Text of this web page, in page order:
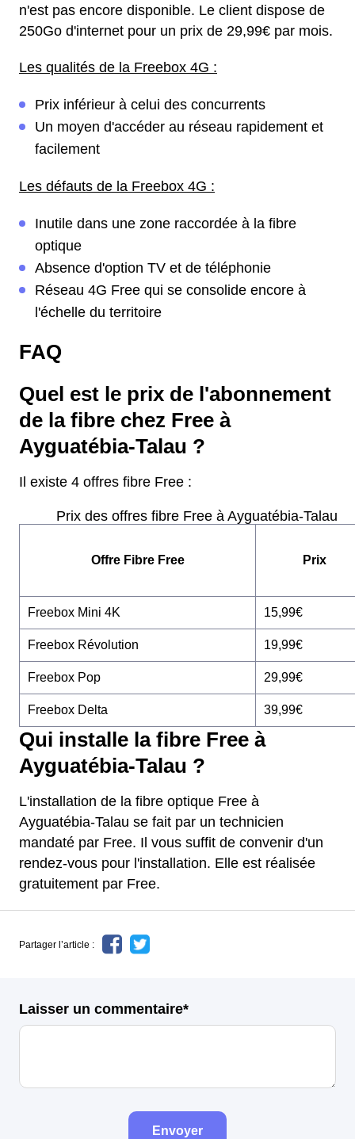
n'est pas encore disponible. Le client dispose de
250Go d'internet pour un prix de 29,99€ par mois.
Les qualités de la Freebox 4G :
Prix inférieur à celui des concurrents
Un moyen d'accéder au réseau rapidement et
facilement
Les défauts de la Freebox 4G :
Inutile dans une zone raccordée à la fibre
optique
Absence d'option TV et de téléphonie
Réseau 4G Free qui se consolide encore à
l'échelle du territoire
FAQ
Quel est le prix de l'abonnement
de la fibre chez Free à
Ayguatébia-Talau ?
Il existe 4 offres fibre Free :
Prix des offres fibre Free à Ayguatébia-Talau
Offre Fibre Free Prix
Freebox Mini 4K 15,99€
Freebox Révolution 19,99€
Freebox Pop 29,99€
Freebox Delta 39,99€
Qui installe la fibre Free à
Ayguatébia-Talau ?
L'installation de la fibre optique Free à
Ayguatébia-Talau se fait par un technicien
mandaté par Free. Il vous suffit de convenir d'un
rendez-vous pour l'installation. Elle est réalisée
gratuitement par Free.
Partager l’article :
Laisser un commentaire*
Envoyer